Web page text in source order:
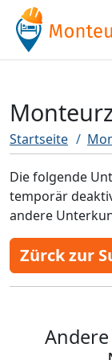
Startseite
Die folgende
temporär
andere
Zürck zur